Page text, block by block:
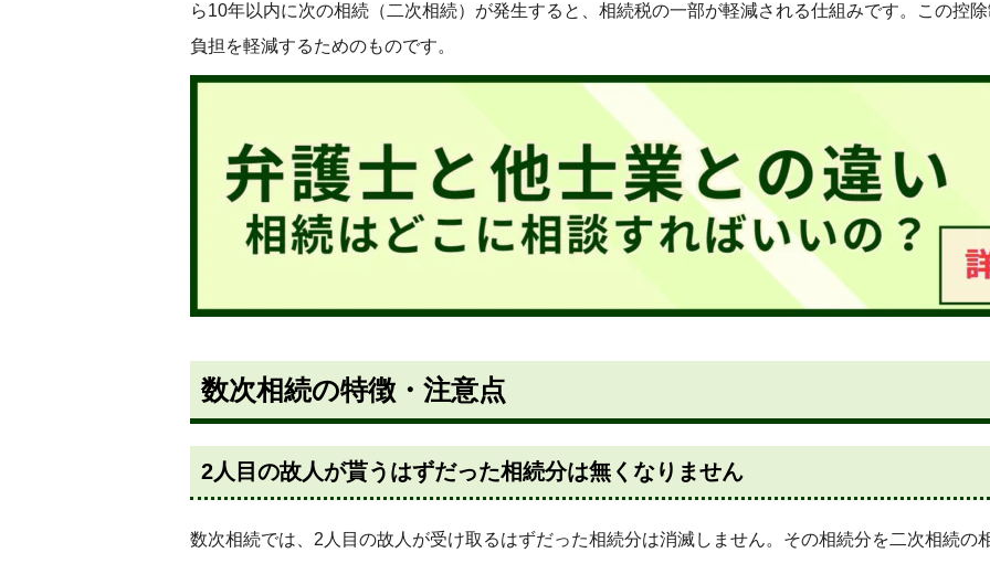
ら10年以内に次の相続（二次相続）が発生すると、相続税の一部が軽減される仕組みです。この控
負担を軽減するためのものです。
数次相続の特徴・注意点
2人目の故人が貰うはずだった相続分は無くなりません
数次相続では、2人目の故人が受け取るはずだった相続分は消滅しません。その相続分を二次相続の